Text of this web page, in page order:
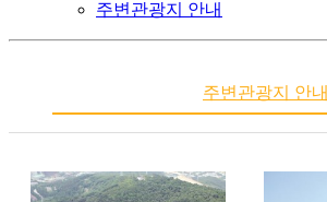
주변관광지 안내
주변관광지 안내